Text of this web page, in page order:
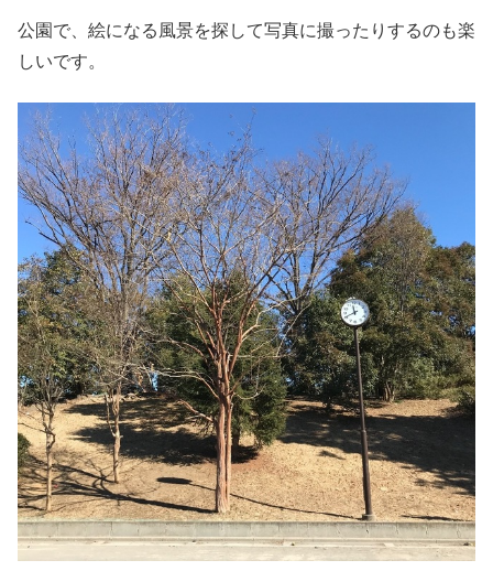
公園で、絵になる風景を探して写真に撮ったりするのも楽
しいです。